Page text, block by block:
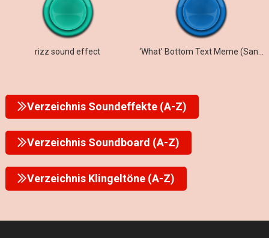
rizz sound effect
Verzeichnis Soundeffekte (A-Z)
Verzeichnis Soundboard (A-Z)
Verzeichnis Klingeltöne (A-Z)